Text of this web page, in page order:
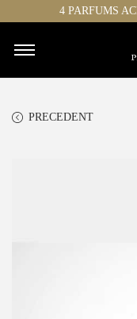
4 PARFUMS
PRECEDENT